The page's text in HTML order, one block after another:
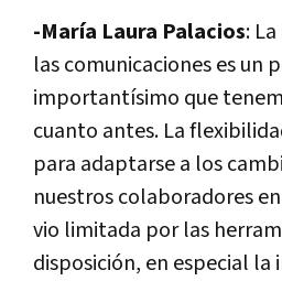
-María Laura Palacios:
las comunicaciones es un
importantísimo que
cuanto antes. La
para adaptarse a los
nuestros colaboradores
vio limitada por las
disposición, en especial